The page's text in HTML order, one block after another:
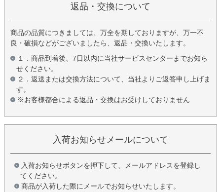
返品・交換について
商品の品質につきましては、万全を期しておりますが、万一不
良・破損などがございましたら、返品・交換いたします。
１．商品到着後、7日以内に当社サービスセンターまでお知ら
せください。
２．返送または交換方法について、当社よりご返答申し上げま
す。
※お客様都合による返品・交換はお受けしておりません
入荷お知らせメールについて
入荷お知らせボタンを押下して、メールアドレスを登録し
てください。
商品が入荷した際にメールでお知らせいたします。